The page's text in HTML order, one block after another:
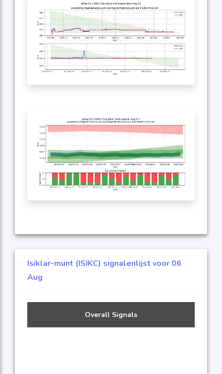
Isiklar-munt (ISIKC) signalenlijst voor 06
Aug
Overall Signals